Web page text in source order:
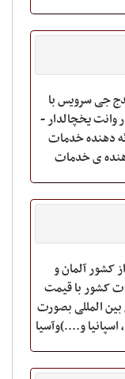
جی سرویس با
وانت یخچالدار -
دهنده خدمات
ی خدمات
کشور آلمان و
کشور با قیمت
حمل و نقل بین المللی بصورت
اسپانیا و....)وآسیا